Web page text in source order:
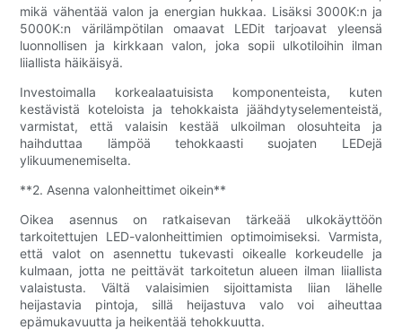
mikä vähentää valon ja energian hukkaa. Lisäksi 3000K:n ja
5000K:n värilämpötilan omaavat LEDit tarjoavat yleensä
luonnollisen ja kirkkaan valon, joka sopii ulkotiloihin ilman
liiallista häikäisyä.
Investoimalla korkealaatuisista komponenteista, kuten
kestävistä koteloista ja tehokkaista jäähdytyselementeistä,
varmistat, että valaisin kestää ulkoilman olosuhteita ja
haihduttaa lämpöä tehokkaasti suojaten LEDejä
ylikuumenemiselta.
**2. Asenna valonheittimet oikein**
Oikea asennus on ratkaisevan tärkeää ulkokäyttöön
tarkoitettujen LED-valonheittimien optimoimiseksi. Varmista,
että valot on asennettu tukevasti oikealle korkeudelle ja
kulmaan, jotta ne peittävät tarkoitetun alueen ilman liiallista
valaistusta. Vältä valaisimien sijoittamista liian lähelle
heijastavia pintoja, sillä heijastuva valo voi aiheuttaa
epämukavuutta ja heikentää tehokkuutta.